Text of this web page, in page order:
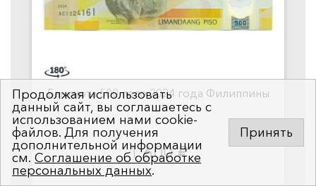
Банкнота 500 песо 2024 года Филиппины
1 600руб.
Продолжая использовать
данный сайт, вы соглашаетесь с
использованием нами cookie-
файлов. Для получения
дополнительной информации
см.Соглашение об обработке
персональных данных.
Принять